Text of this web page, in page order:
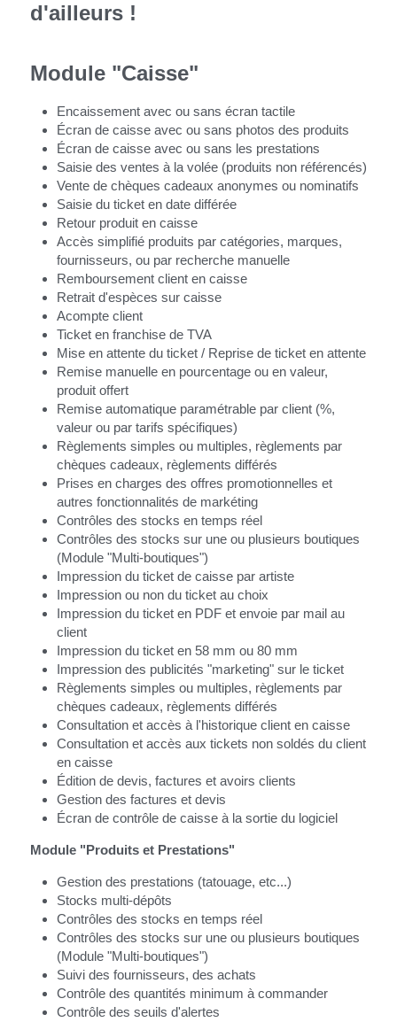
d'ailleurs !
Module "Caisse"
Encaissement avec ou sans écran tactile
Écran de caisse avec ou sans photos des produits
Écran de caisse avec ou sans les prestations
Saisie des ventes à la volée (produits non référencés)
Vente de chèques cadeaux anonymes ou nominatifs
Saisie du ticket en date différée
Retour produit en caisse
Accès simplifié produits par catégories, marques,
fournisseurs, ou par recherche manuelle
Remboursement client en caisse
Retrait d'espèces sur caisse
Acompte client
Ticket en franchise de TVA
Mise en attente du ticket / Reprise de ticket en attente
Remise manuelle en pourcentage ou en valeur,
produit offert
Remise automatique paramétrable par client (%,
valeur ou par tarifs spécifiques)
Règlements simples ou multiples, règlements par
chèques cadeaux, règlements différés
Prises en charges des offres promotionnelles et
autres fonctionnalités de markéting
Contrôles des stocks en temps réel
Contrôles des stocks sur une ou plusieurs boutiques
(Module "Multi-boutiques")
Impression du ticket de caisse par artiste
Impression ou non du ticket au choix
Impression du ticket en PDF et envoie par mail au
client
Impression du ticket en 58 mm ou 80 mm
Impression des publicités "marketing" sur le ticket
Règlements simples ou multiples, règlements par
chèques cadeaux, règlements différés
Consultation et accès à l'historique client en caisse
Consultation et accès aux tickets non soldés du client
en caisse
Édition de devis, factures et avoirs clients
Gestion des factures et devis
Écran de contrôle de caisse à la sortie du logiciel
Module "Produits et Prestations"
Gestion des prestations (tatouage, etc...)
Stocks multi-dépôts
Contrôles des stocks en temps réel
Contrôles des stocks sur une ou plusieurs boutiques
(Module "Multi-boutiques")
Suivi des fournisseurs, des achats
Contrôle des quantités minimum à commander
Contrôle des seuils d'alertes